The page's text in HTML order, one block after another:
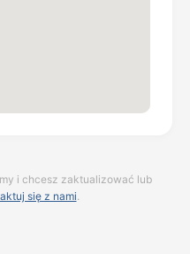
i chcesz zaktualizować lub
się z nami.